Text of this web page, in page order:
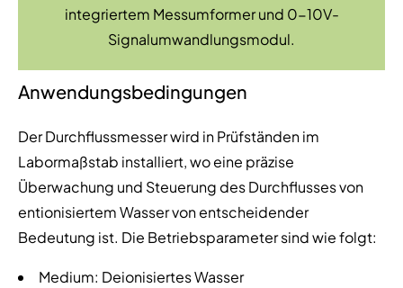
integriertem Messumformer und 0-10V-
Signalumwandlungsmodul.
Anwendungsbedingungen
Der Durchflussmesser wird in Prüfständen im
Labormaßstab installiert, wo eine präzise
Überwachung und Steuerung des Durchflusses von
entionisiertem Wasser von entscheidender
Bedeutung ist. Die Betriebsparameter sind wie folgt:
Medium: Deionisiertes Wasser